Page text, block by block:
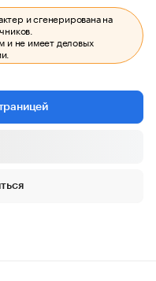
и сгенерирована на
и не имеет деловых